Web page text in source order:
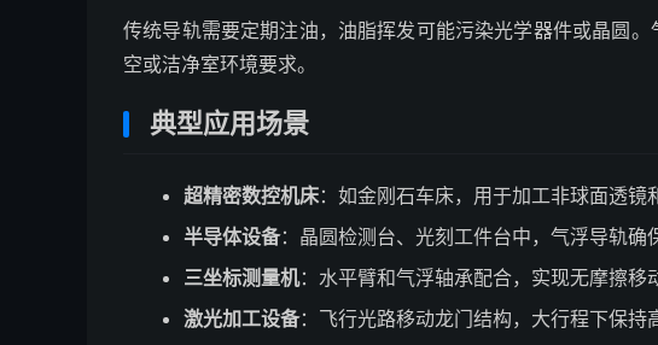
传统导轨需要定期注油，油脂挥发可能污染光学器件或晶圆
空或洁净室环境要求。
典型应用场景
超精密数控机床：如金刚石车床，用于加工非球面透镜
半导体设备：晶圆检测台、光刻工件台中，气浮导轨确
三坐标测量机：水平臂和气浮轴承配合，实现无摩擦移
激光加工设备：飞行光路移动龙门结构，大行程下保持